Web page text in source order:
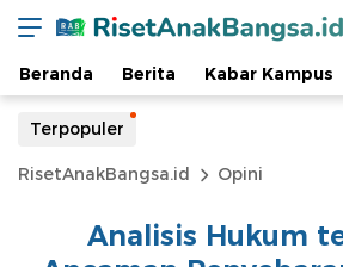
Beranda Berita Kabar Kampus
Terpopuler
RisetAnakBangsa.id Opini
Analisis Hukum